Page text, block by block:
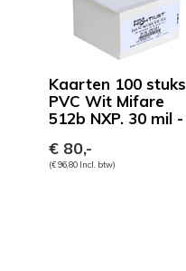
Kaarten 100 stuks
PVC Wit Mifare
512b NXP. 30 mil -
€ 80,-
(€ 96,80 Incl. btw)